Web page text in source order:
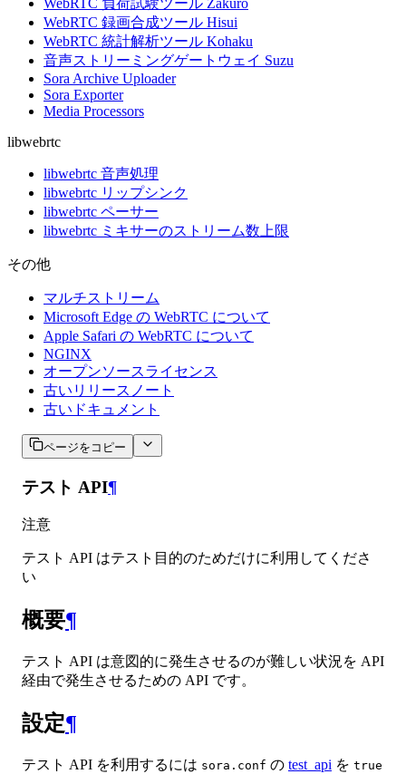
WebRTC 負荷試験ツール Zakuro
WebRTC 録画合成ツール Hisui
WebRTC 統計解析ツール Kohaku
音声ストリーミングゲートウェイ Suzu
Sora Archive Uploader
Sora Exporter
Media Processors
libwebrtc
libwebrtc 音声処理
libwebrtc リップシンク
libwebrtc ペーサー
libwebrtc ミキサーのストリーム数上限
その他
マルチストリーム
Microsoft Edge の WebRTC について
Apple Safari の WebRTC について
NGINX
オープンソースライセンス
古いリリースノート
古いドキュメント
ページをコピー
テスト API¶
注意
テスト API はテスト目的のためだけに利用してくださ
い
概要¶
テスト API は意図的に発生させるのが難しい状況を API
経由で発生させるための API です。
設定¶
テスト API を利用するには sora.conf の test_api を true